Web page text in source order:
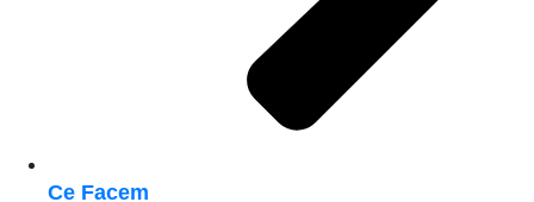
Ce Facem